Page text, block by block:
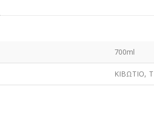
700ml
ΚΙΒΩΤΙΟ,